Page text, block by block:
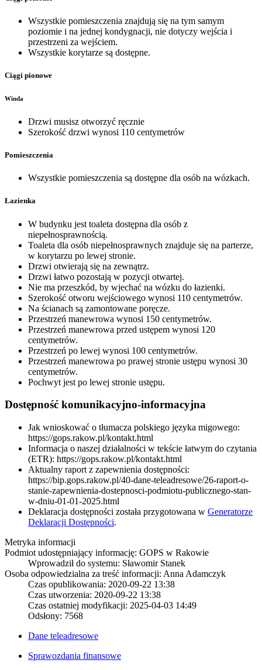
Wszystkie pomieszczenia znajdują się na tym samym
poziomie i na jednej kondygnacji, nie dotyczy wejścia i
przestrzeni za wejściem.
Wszystkie korytarze są dostępne.
Ciągi pionowe
Winda
Drzwi musisz otworzyć ręcznie
Szerokość drzwi wynosi 110 centymetrów
Pomieszczenia
Wszystkie pomieszczenia są dostępne dla osób na wózkach.
Łazienka
W budynku jest toaleta dostępna dla osób z
niepełnosprawnością.
Toaleta dla osób niepełnosprawnych znajduje się na parterze,
w korytarzu po lewej stronie.
Drzwi otwierają się na zewnątrz.
Drzwi łatwo pozostają w pozycji otwartej.
Nie ma przeszkód, by wjechać na wózku do łazienki.
Szerokość otworu wejściowego wynosi 110 centymetrów.
Na ścianach są zamontowane poręcze.
Przestrzeń manewrowa wynosi 150 centymetrów.
Przestrzeń manewrowa przed ustępem wynosi 120
centymetrów.
Przestrzeń po lewej wynosi 100 centymetrów.
Przestrzeń manewrowa po prawej stronie ustępu wynosi 30
centymetrów.
Pochwyt jest po lewej stronie ustępu.
Dostępność komunikacyjno-informacyjna
Jak wnioskować o tłumacza polskiego języka migowego:
https://gops.rakow.pl/kontakt.html
Informacja o naszej działalności w tekście łatwym do czytania
(ETR): https://gops.rakow.pl/kontakt.html
Aktualny raport z zapewnienia dostępności:
https://bip.gops.rakow.pl/40-dane-teleadresowe/26-raport-o-
stanie-zapewnienia-dostepnosci-podmiotu-publicznego-stan-
w-dniu-01-01-2025.html
Deklaracja dostępności została przygotowana w Generatorze
Deklaracji Dostępności.
Metryka informacji
Podmiot udostępniający informację: GOPS w Rakowie
Wprowadził do systemu: Sławomir Stanek
Osoba odpowiedzialna za treść informacji: Anna Adamczyk
Czas opublikowania: 2020-09-22 13:38
Czas utworzenia: 2020-09-22 13:38
Czas ostatniej modyfikacji: 2025-04-03 14:49
Odsłony: 7568
Dane teleadresowe
Sprawozdania finansowe